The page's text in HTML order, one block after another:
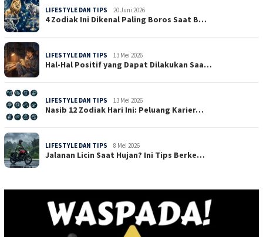
LIFESTYLE DAN TIPS 20 Juni 2026
4 Zodiak Ini Dikenal Paling Boros Saat B…
LIFESTYLE DAN TIPS 13 Mei 2026
Hal-Hal Positif yang Dapat Dilakukan Saa…
LIFESTYLE DAN TIPS 13 Mei 2026
Nasib 12 Zodiak Hari Ini: Peluang Karier…
LIFESTYLE DAN TIPS 8 Mei 2026
Jalanan Licin Saat Hujan? Ini Tips Berke…